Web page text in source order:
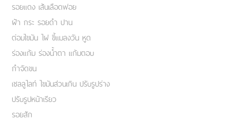
รอยแดง เส้นเลือดฟอย
ฝ้า กระ รอยดำ ปาน
ต่อมไขมัน ไฝ ขี้แมลงวัน หูด
ร่องแก้ม ร่องน้ำตา แก้มตอบ
กำจัดขน
เชลลูไลท์ ไขมันส่วนเกิน ปรับรูปร่าง
ปรับรูปหน้าเรียว
รอยสัก